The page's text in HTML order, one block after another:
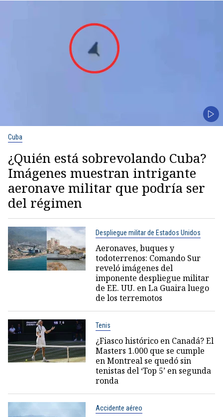
Cuba
¿Quién está sobrevolando Cuba?
Imágenes muestran intrigante
aeronave militar que podría ser
del régimen
Despliegue militar de Estados Unidos
Aeronaves, buques y
todoterrenos: Comando Sur
reveló imágenes del
imponente despliegue militar
de EE. UU. en La Guaira luego
de los terremotos
Tenis
¿Fiasco histórico en Canadá? El
Masters 1.000 que se cumple
en Montreal se quedó sin
tenistas del ‘Top 5’ en segunda
ronda
Accidente aéreo